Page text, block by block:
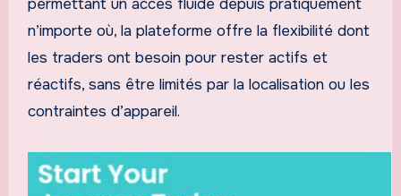
n’importe où, la plateforme offre la flexibilité dont
les traders ont besoin pour rester actifs et
réactifs, sans être limités par la localisation ou les
contraintes d’appareil.